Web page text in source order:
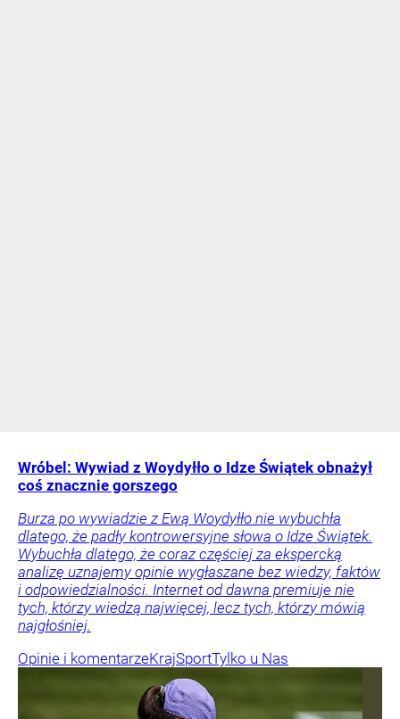
Wróbel: Wywiad z Woydyłło o Idze Świątek obnażył
coś znacznie gorszego
Burza po wywiadzie z Ewą Woydyłło nie wybuchła
dlatego, że padły kontrowersyjne słowa o Idze Świątek.
Wybuchła dlatego, że coraz częściej za ekspercką
analizę uznajemy opinie wygłaszane bez wiedzy, faktów
i odpowiedzialności. Internet od dawna premiuje nie
tych, którzy wiedzą najwięcej, lecz tych, którzy mówią
najgłośniej.
Opinie i komentarzeKrajSportTylko u Nas